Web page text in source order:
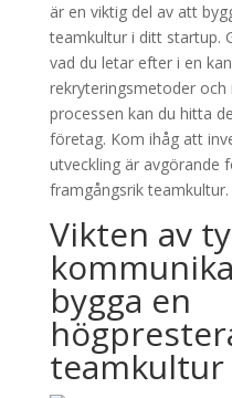
är en viktig del av att
teamkultur i ditt startup.
vad du letar efter i en
rekryteringsmetoder
processen kan du hitta
företag. Kom ihåg att
utveckling är avgörande
framgångsrik teamkultur.
Vikten av
bygga en
teamkultur